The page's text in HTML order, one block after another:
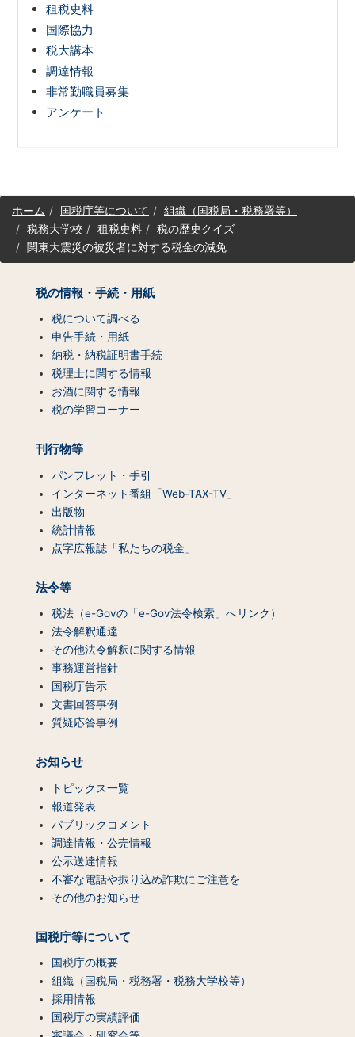
租税史料
国際協力
税大講本
調達情報
非常勤職員募集
アンケート
サ
イ
ッ
ホーム 国税庁等について
組織（国税局・税務署等）
税務大学校
租税史料
税の歴史クイズ
関東大震災の被災者に対する税金の減免
税の情報・手続・用紙
税について調べる
申告手続・用紙
納税・納税証明書手続
税理士に関する情報
お酒に関する情報
税の学習コーナー
刊行物等
パンフレット・手引
インターネット番組「Web-TAX-TV」
出版物
統計情報
点字広報誌「私たちの税金」
法令等
税法（e-Govの「e-Gov法令検索」へリンク）
法令解釈通達
その他法令解釈に関する情報
事務運営指針
国税庁告示
文書回答事例
質疑応答事例
お知らせ
トピックス一覧
報道発表
パブリックコメント
調達情報・公売情報
公示送達情報
不審な電話や振り込め詐欺にご注意を
その他のお知らせ
国税庁等について
国税庁の概要
組織（国税局・税務署・税務大学校等）
採用情報
国税庁の実績評価